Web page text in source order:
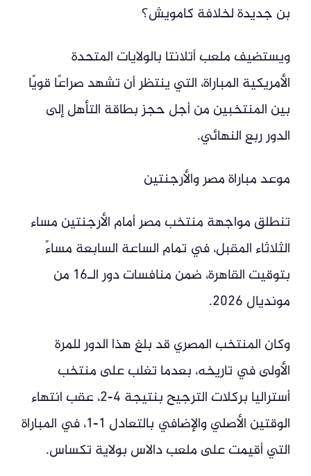
بن جديدة لخلافة كامويش؟
ويستضيف ملعب أتلانتا بالولايات المتحدة
الأمريكية المباراة، التي ينتظر أن تشهد صراعًا قويًا
بين المنتخبين من أجل حجز بطاقة التأهل إلى
الدور ربع النهائي.
موعد مباراة مصر والأرجنتين
تنطلق مواجهة منتخب مصر أمام الأرجنتين مساء
الثلاثاء المقبل، في تمام الساعة السابعة مساءً
بتوقيت القاهرة، ضمن منافسات دور الـ16 من
مونديال 2026.
وكان المنتخب المصري قد بلغ هذا الدور للمرة
الأولى في تاريخه، بعدما تغلب على منتخب
أستراليا بركلات الترجيح بنتيجة 4-2، عقب انتهاء
الوقتين الأصلي والإضافي بالتعادل 1-1، في المباراة
التي أقيمت على ملعب دالاس بولاية تكساس.